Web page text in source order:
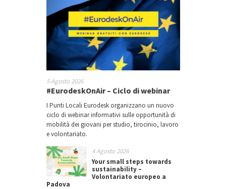
5 Agosto 2026
#EurodeskOnAir – Ciclo di webinar
I Punti Locali Eurodesk organizzano un nuovo
ciclo di webinar informativi sulle opportunità di
mobilità dei giovani per studio, tirocinio, lavoro
e volontariato.
4 Agosto 2026
Your small steps towards
sustainability –
Volontariato europeo a
Padova